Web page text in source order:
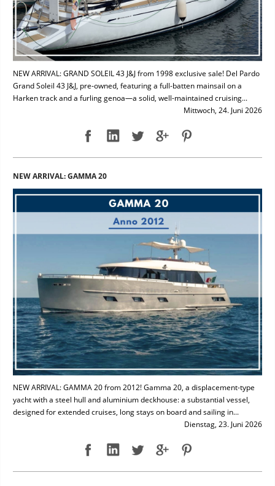
NEW ARRIVAL: GRAND SOLEIL 43 J&J from 1998 exclusive sale! Del Pardo
Grand Soleil 43 J&J, pre-owned, featuring a full-batten mainsail on a
Harken track and a furling genoa—a solid, well-maintained cruising...
Mittwoch, 24. Juni 2026
NEW ARRIVAL: GAMMA 20
NEW ARRIVAL: GAMMA 20 from 2012! Gamma 20, a displacement-type
yacht with a steel hull and aluminium deckhouse: a substantial vessel,
designed for extended cruises, long stays on board and sailing in...
Dienstag, 23. Juni 2026